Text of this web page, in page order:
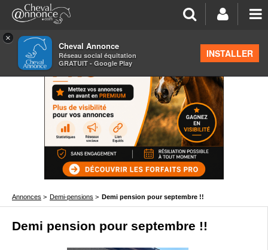
×
Cheval Annonce
Réseau social équitation
GRATUIT - Google Play
INSTALLER
Annonces > Demi-pensions > Demi pension pour septembre !!
Demi pension pour septembre !!